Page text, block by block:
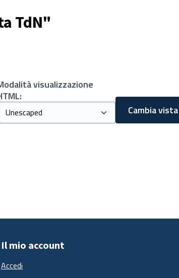
TdN"
visualizzazione
Cambia vista
Il mio account
Accedi